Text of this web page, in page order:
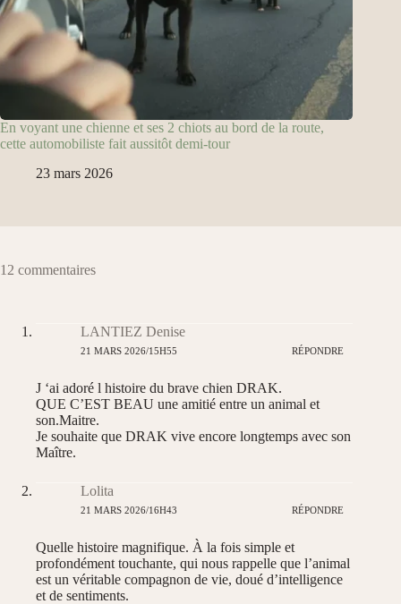
En voyant une chienne et ses 2 chiots au bord de la route,
cette automobiliste fait aussitôt demi-tour
23 mars 2026
12 commentaires
LANTIEZ Denise
21 MARS 2026/15H55 RÉPONDRE
J ‘ai adoré l histoire du brave chien DRAK.
QUE C’EST BEAU une amitié entre un animal et
son.Maitre.
Je souhaite que DRAK vive encore longtemps avec son
Maître.
Lolita
21 MARS 2026/16H43 RÉPONDRE
Quelle histoire magnifique. À la fois simple et
profondément touchante, qui nous rappelle que l’animal
est un véritable compagnon de vie, doué d’intelligence
et de sentiments.